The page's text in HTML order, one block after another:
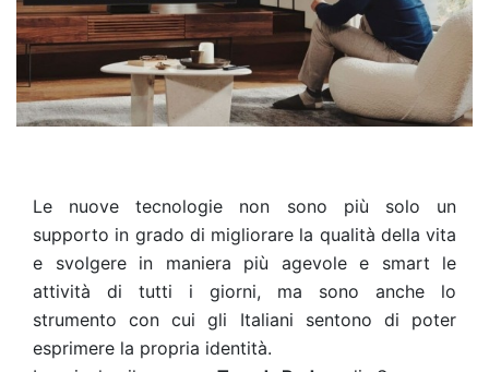
Le nuove tecnologie non sono più solo un
supporto in grado di migliorare la qualità della vita
e svolgere in maniera più agevole e smart le
attività di tutti i giorni, ma sono anche lo
strumento con cui gli Italiani sentono di poter
esprimere la propria identità.